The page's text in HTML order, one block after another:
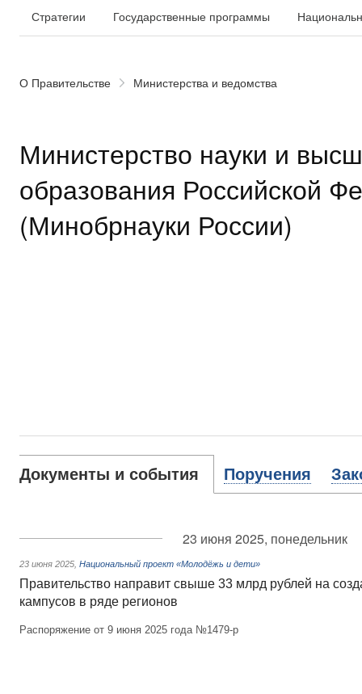
Стратегии Государственные программы
О Правительстве Министерства и ведомства
Министерство науки и
образования Российской
(Минобрнауки России)
Документы и события Поручения
23 июня 2025, понедельник
23 июня 2025 Национальный проект «Молодёжь и дети»
Правительство направит свыше 33 млрд рублей на
кампусов в ряде регионов
Распоряжение от 9 июня 2025 года №1479-р